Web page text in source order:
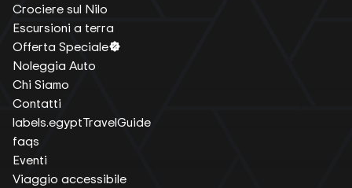
Crociere sul Nilo
Escursioni a terra
Offerta Speciale
Noleggia Auto
Chi Siamo
Contatti
labels.egyptTravelGuide
faqs
Eventi
Viaggio accessibile